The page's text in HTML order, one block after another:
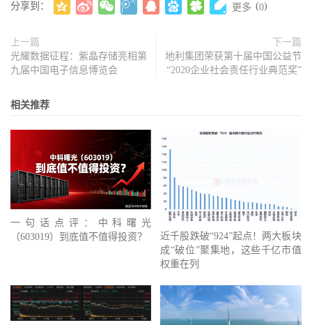
分享到： 更多 (0)
上一篇
光耀数据征程：紫晶存储亮相第
九届中国电子信息博览会
下一篇
地利集团荣获第十届中国公益节
“2020企业社会责任行业典范奖”
相关推荐
一句话点评：中科曙光
（603019）到底值不值得投资？
近千股跌破“924”起点！两大板块
成“破位”聚集地，这些千亿市值
权重在列